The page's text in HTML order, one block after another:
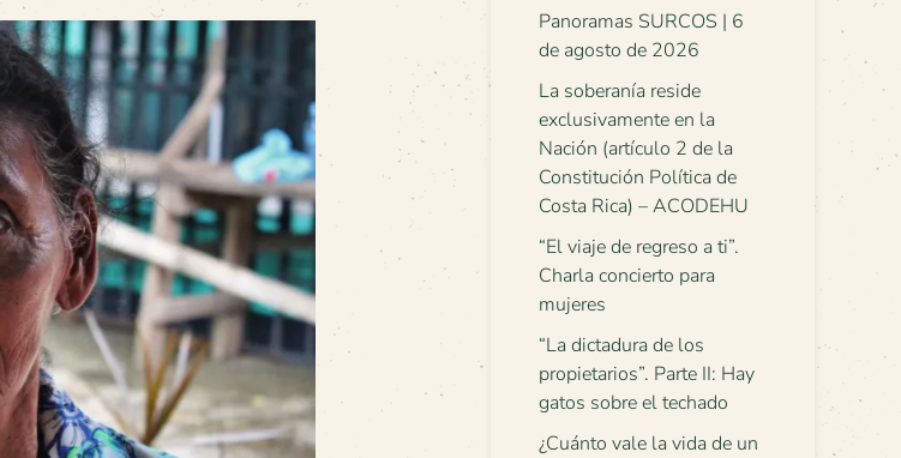
Panoramas SURCOS | 6
de agosto de 2026
La soberanía reside
exclusivamente en la
Nación (artículo 2 de la
Constitución Política de
Costa Rica) – ACODEHU
“El viaje de regreso a ti”.
Charla concierto para
mujeres
“La dictadura de los
propietarios”. Parte II: Hay
gatos sobre el techado
¿Cuánto vale la vida de un